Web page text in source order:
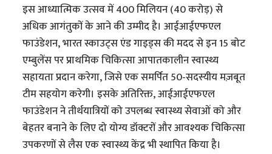
इस आध्यात्मिक उत्सव में 400 मिलियन (40 करोड़) से
अधिक आगंतुकों के आने की उम्मीद है। आईआईएफएल
फाउंडेशन, भारत स्काउट्स एंड गाइड्स की मदद से इन 15 बोट
एम्बुलेंस पर प्राथमिक चिकित्सा आपातकालीन स्वास्थ्य
सहायता प्रदान करेगा, जिसे एक समर्पित 50-सदस्यीय मज़बूत
टीम सहयोग करेगी। इसके अतिरिक्त, आईआईएफएल
फाउंडेशन ने तीर्थयात्रियों को उपलब्ध स्वास्थ्य सेवाओं को और
बेहतर बनाने के लिए दो योग्य डॉक्टरों और आवश्यक चिकित्सा
उपकरणों से लैस एक स्वास्थ्य केंद्र भी स्थापित किया है।